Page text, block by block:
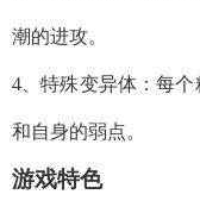
潮的进攻。
4、特殊变异体：每
和自身的弱点。
游戏特色